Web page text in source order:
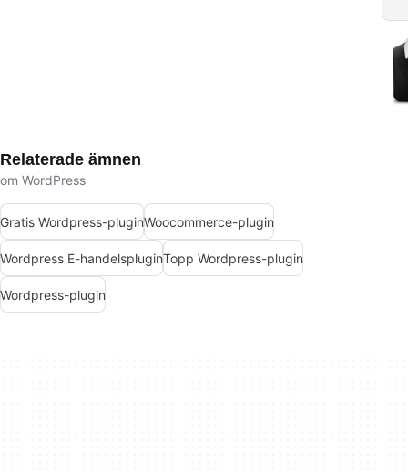
Relaterade ämnen
om WordPress
Gratis Wordpress-pluginWoocommerce-plugin
Wordpress E-handelspluginTopp Wordpress-plugin
Wordpress-plugin